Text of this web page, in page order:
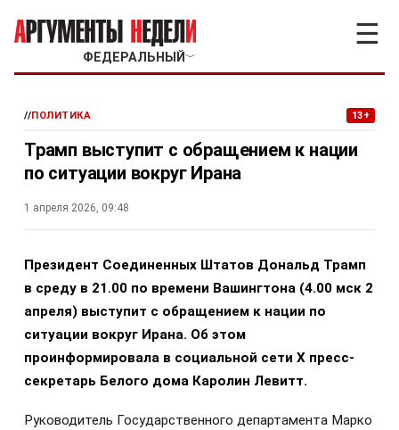
ФЕДЕРАЛЬНЫЙ ﹀
☰
//ПОЛИТИКА 13+
Трамп выступит с обращением к нации
по ситуации вокруг Ирана
1 апреля 2026, 09:48
Президент Соединенных Штатов Дональд Трамп
в среду в 21.00 по времени Вашингтона (4.00 мск 2
апреля) выступит с обращением к нации по
ситуации вокруг Ирана. Об этом
проинформировала в социальной сети X пресс-
секретарь Белого дома Каролин Левитт.
Руководитель Государственного департамента Марко